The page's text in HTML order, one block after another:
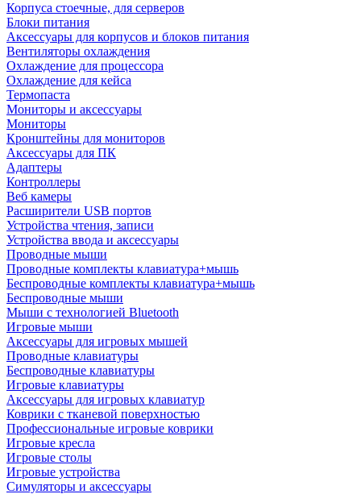
Корпуса стоечные, для серверов
Блоки питания
Аксессуары для корпусов и блоков питания
Вентиляторы охлаждения
Охлаждение для процессора
Охлаждение для кейса
Термопаста
Мониторы и аксессуары
Мониторы
Кронштейны для мониторов
Аксессуары для ПК
Адаптеры
Контроллеры
Веб камеры
Расширители USB портов
Устройства чтения, записи
Устройства ввода и аксессуары
Проводные мыши
Проводные комплекты клавиатура+мышь
Беспроводные комплекты клавиатура+мышь
Беспроводные мыши
Мыши с технологией Bluetooth
Игровые мыши
Аксессуары для игровых мышей
Проводные клавиатуры
Беспроводные клавиатуры
Игровые клавиатуры
Аксессуары для игровых клавиатур
Коврики с тканевой поверхностью
Профессиональные игровые коврики
Игровые кресла
Игровые столы
Игровые устройства
Симуляторы и аксессуары